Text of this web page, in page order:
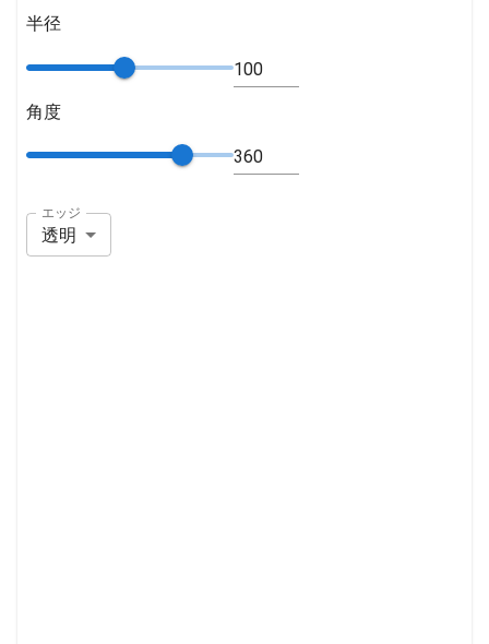
半径
角度
エッジ
透明